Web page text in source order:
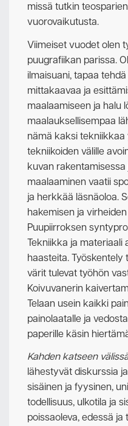
missä tutkin
vuorovaikutusta.
Viimeiset vuodet olen
puugrafiikan parissa.
ilmaisuani, tapaa
mittakaavaa ja
maalaamiseen ja halu
maalauksellisempaa
nämä kaksi tekniikkaa
tekniikoiden välille
kuvan
maalaaminen vaatii
ja herkkää läsnäoloa.
hakemisen ja
Puupiirroksen
Tekniikka ja materiaali
haasteita. Työskentely
värit tulevat työhön
Koivuvanerin
Telaan usein kaikki
painolaatalle ja
paperille käsin
Kahden katseen
lähestyvät diskurssia
sisäinen ja fyysinen,
todellisuus, ulkotila ja
poissaoleva, edessä ja